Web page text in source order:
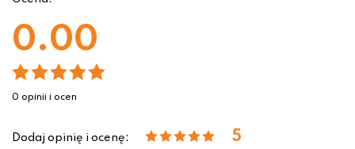
0.00
0 opinii i ocen
Dodaj opinię i ocenę: 5